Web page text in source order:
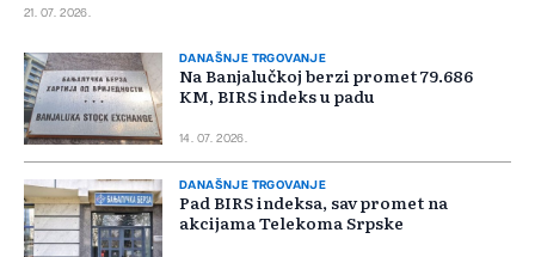
21. 07. 2026.
DANAŠNJE TRGOVANJE
Na Banjalučkoj berzi promet 79.686
KM, BIRS indeks u padu
14. 07. 2026.
DANAŠNJE TRGOVANJE
Pad BIRS indeksa, sav promet na
akcijama Telekoma Srpske